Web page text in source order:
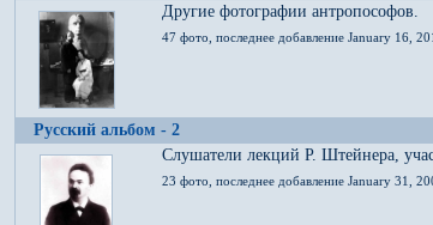
Другие фотографии антропософов.
47 фото, последнее добавление January 16,
Русский альбом - 2
Cлушатели лекций Р. Штейнера,
23 фото, последнее добавление January 31,